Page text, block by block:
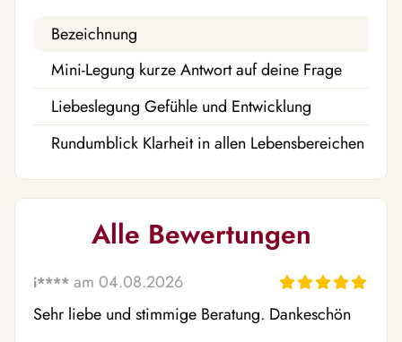
Bezeichnung
Mini-Legung kurze Antwort auf deine Frage
Liebeslegung Gefühle und Entwicklung
Rundumblick Klarheit in allen Lebensbereichen
Alle Bewertungen
i**** am 04.08.2026
Sehr liebe und stimmige Beratung. Dankeschön